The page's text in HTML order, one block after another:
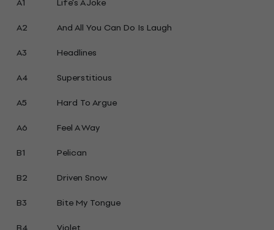
A2
And All You Can Do Is Laugh
A3
Headlines
A4
Superstitious
A5
Hard To Argue
A6
Feel A Way
B1
Pelican
B2
Driven Snow
B3
Bite My Tongue